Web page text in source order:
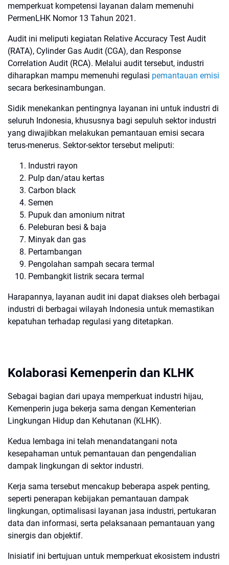
memperkuat kompetensi layanan dalam memenuhi
PermenLHK Nomor 13 Tahun 2021.
Audit ini meliputi kegiatan Relative Accuracy Test Audit
(RATA), Cylinder Gas Audit (CGA), dan Response
Correlation Audit (RCA). Melalui audit tersebut, industri
diharapkan mampu memenuhi regulasi pemantauan emisi
secara berkesinambungan.
Sidik menekankan pentingnya layanan ini untuk industri di
seluruh Indonesia, khususnya bagi sepuluh sektor industri
yang diwajibkan melakukan pemantauan emisi secara
terus-menerus. Sektor-sektor tersebut meliputi:
Industri rayon
Pulp dan/atau kertas
Carbon black
Semen
Pupuk dan amonium nitrat
Peleburan besi & baja
Minyak dan gas
Pertambangan
Pengolahan sampah secara termal
Pembangkit listrik secara termal
Harapannya, layanan audit ini dapat diakses oleh berbagai
industri di berbagai wilayah Indonesia untuk memastikan
kepatuhan terhadap regulasi yang ditetapkan.
Kolaborasi Kemenperin dan KLHK
Sebagai bagian dari upaya memperkuat industri hijau,
Kemenperin juga bekerja sama dengan Kementerian
Lingkungan Hidup dan Kehutanan (KLHK).
Kedua lembaga ini telah menandatangani nota
kesepahaman untuk pemantauan dan pengendalian
dampak lingkungan di sektor industri.
Kerja sama tersebut mencakup beberapa aspek penting,
seperti penerapan kebijakan pemantauan dampak
lingkungan, optimalisasi layanan jasa industri, pertukaran
data dan informasi, serta pelaksanaan pemantauan yang
sinergis dan objektif.
Inisiatif ini bertujuan untuk memperkuat ekosistem industri